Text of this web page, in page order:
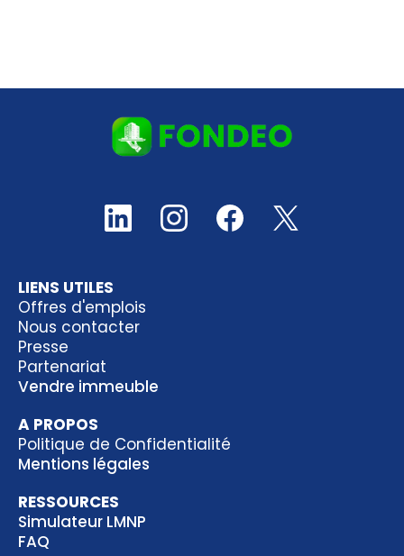
LIENS UTILES
Offres d'emplois
Nous contacter
Presse
Partenariat
Vendre immeuble
A PROPOS
Politique de Confidentialité
Mentions légales
RESSOURCES
Simulateur LMNP
FAQ